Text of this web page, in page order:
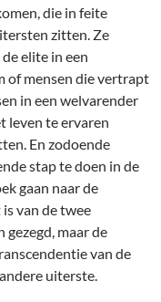
die in feite
zitten. Ze
elite in een
of mensen die vertrapt
in een welvarender
leven te ervaren
En zodoende
stap te doen in de
gaan naar de
van de twee
gezegd, maar de
van de
uiterste.